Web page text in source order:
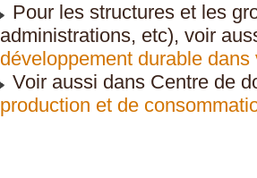
Pour les structures et les
administrations, etc), voir
développement durable
Voir aussi dans Centre de
production et de